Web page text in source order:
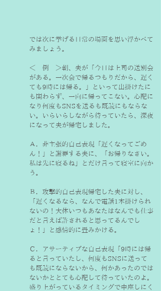
では次に挙げる日常の場面を思い浮かべて
みましょう。
＜　例　＞朝、夫が「今日は上司の送別会
がある。一次会で帰るつもりだから、遅く
ても9時には帰る。」といって出掛けたに
も関わらず、一向に帰ってこない。心配に
なり何度もSNSを送るも既読にもならな
い。いらいらしながら待っていたら、深夜
になって夫が帰宅しました。
Ａ．非主張的自己表現「遅くなってごめ
ん！」と謝罪する夫に、「お帰りなさい。
私は先に寝るね」とだけ言って寝室に向か
う。
Ｂ．攻撃的自己表現帰宅した夫に対し、
「遅くなるなら、なんで電話1本掛けられ
ないの！大体いつもあなたはなんでも仕事
だと言えば許されると思ってるんでし
ょ！」と感情的に畳みかける。
Ｃ．アサーティブな自己表現「9時には帰
ると言っていたし、何度もSNSに送って
も既読にならないから、何かあったのでは
ないかととても心配して待っていたのよ。
盛り上がっているタイミングで中座しにく